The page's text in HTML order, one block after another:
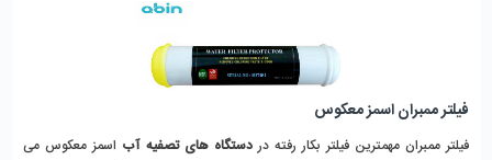
فیلتر ممبران اسمز معکوس
فیلتر ممبران مهمترین فیلتر بکار رفته دردستگاه های تصفیه آب اسمز معکوس می